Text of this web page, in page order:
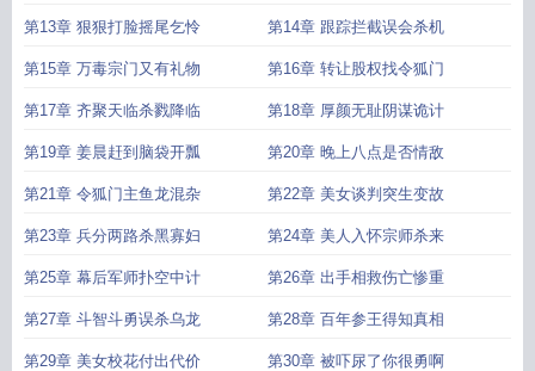
第13章 狠狠打脸摇尾乞怜 第14章 跟踪拦截误会杀机
第15章 万毒宗门又有礼物 第16章 转让股权找令狐门
第17章 齐聚天临杀戮降临 第18章 厚颜无耻阴谋诡计
第19章 姜晨赶到脑袋开瓢 第20章 晚上八点是否情敌
第21章 令狐门主鱼龙混杂 第22章 美女谈判突生变故
第23章 兵分两路杀黑寡妇 第24章 美人入怀宗师杀来
第25章 幕后军师扑空中计 第26章 出手相救伤亡惨重
第27章 斗智斗勇误杀乌龙 第28章 百年参王得知真相
第29章 美女校花付出代价 第30章 被吓尿了你很勇啊